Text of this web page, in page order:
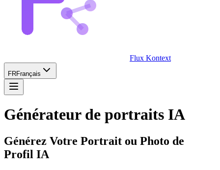
Flux Kontext
FRFrançais
Générateur de portraits IA
Générez Votre Portrait ou Photo de
Profil IA